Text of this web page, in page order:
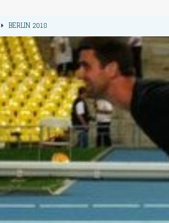
BERLIN 2018
BERLIN 2018
BERLIN 2018
BERLIN 2018
BERLIN 2018